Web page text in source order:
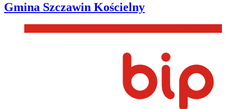
Gmina Szczawin Kościelny